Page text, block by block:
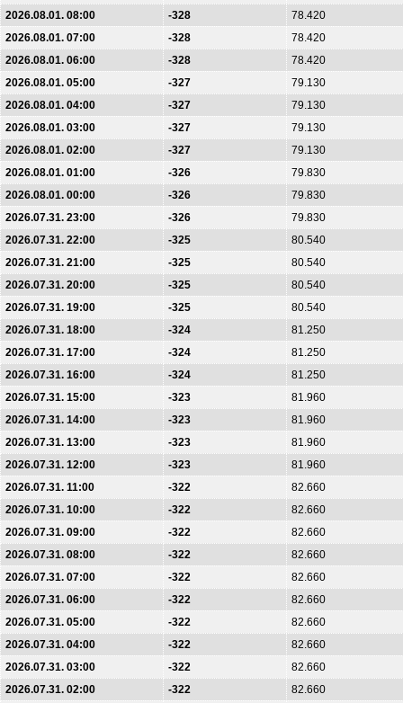
2026.08.01. 08:00
-328
78.420
2026.08.01. 07:00
-328
78.420
2026.08.01. 06:00
-328
78.420
2026.08.01. 05:00
-327
79.130
2026.08.01. 04:00
-327
79.130
2026.08.01. 03:00
-327
79.130
2026.08.01. 02:00
-327
79.130
2026.08.01. 01:00
-326
79.830
2026.08.01. 00:00
-326
79.830
2026.07.31. 23:00
-326
79.830
2026.07.31. 22:00
-325
80.540
2026.07.31. 21:00
-325
80.540
2026.07.31. 20:00
-325
80.540
2026.07.31. 19:00
-325
80.540
2026.07.31. 18:00
-324
81.250
2026.07.31. 17:00
-324
81.250
2026.07.31. 16:00
-324
81.250
2026.07.31. 15:00
-323
81.960
2026.07.31. 14:00
-323
81.960
2026.07.31. 13:00
-323
81.960
2026.07.31. 12:00
-323
81.960
2026.07.31. 11:00
-322
82.660
2026.07.31. 10:00
-322
82.660
2026.07.31. 09:00
-322
82.660
2026.07.31. 08:00
-322
82.660
2026.07.31. 07:00
-322
82.660
2026.07.31. 06:00
-322
82.660
2026.07.31. 05:00
-322
82.660
2026.07.31. 04:00
-322
82.660
2026.07.31. 03:00
-322
82.660
2026.07.31. 02:00
-322
82.660